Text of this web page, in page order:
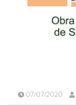
07/07/2020